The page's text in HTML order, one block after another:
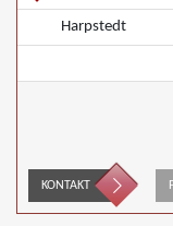
Harpstedt
KONTAKT